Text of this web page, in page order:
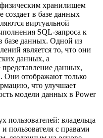
хранилищем
создает в базе данных
виртуальной
SQL-запроса к
базе данных. Одной из
является то, что они
данных, а
данных,
Они отображают только
что улучшает
модели данных в Power
пользователей: владельца
пользователя с правами